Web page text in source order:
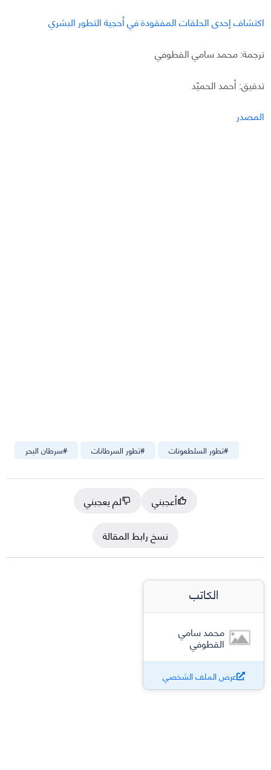
اكتشاف إحدى الحلقات المفقودة في أحجية التطور البشري
ترجمة: محمد سامي القطوفي
تدقيق: أحمد الحميّد
المصدر
#سرطان البحر #تطور السرطانات #تطور السلطعونات
أعجبني
لم يعجبني
نسخ رابط المقالة
الكاتب
محمد سامي
القطوفي
عرض الملف الشخصي